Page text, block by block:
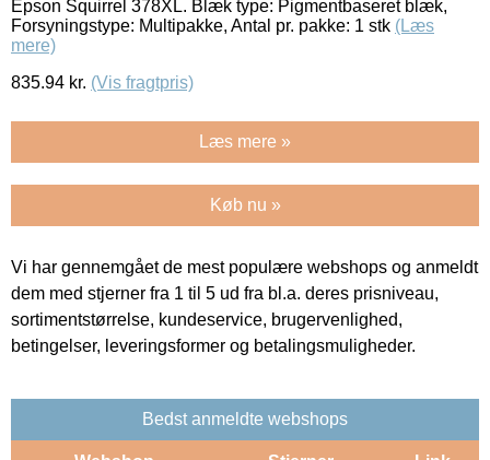
Epson Squirrel 378XL. Blæk type: Pigmentbaseret blæk,
Forsyningstype: Multipakke, Antal pr. pakke: 1 stk (Læs
mere)
835.94 kr. (Vis fragtpris)
Læs mere »
Køb nu »
Vi har gennemgået de mest populære webshops og anmeldt
dem med stjerner fra 1 til 5 ud fra bl.a. deres prisniveau,
sortimentstørrelse, kundeservice, brugervenlighed,
betingelser, leveringsformer og betalingsmuligheder.
Bedst anmeldte webshops